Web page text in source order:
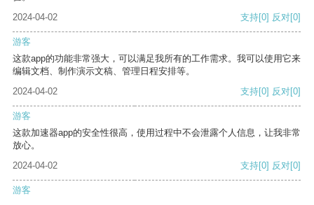
2024-04-02
支持[0] 反对[0]
游客
这款app的功能非常强大，可以满足我所有的工作需求。我可以使用它来
编辑文档、制作演示文稿、管理日程安排等。
2024-04-02
支持[0] 反对[0]
游客
这款加速器app的安全性很高，使用过程中不会泄露个人信息，让我非常
放心。
2024-04-02
支持[0] 反对[0]
游客